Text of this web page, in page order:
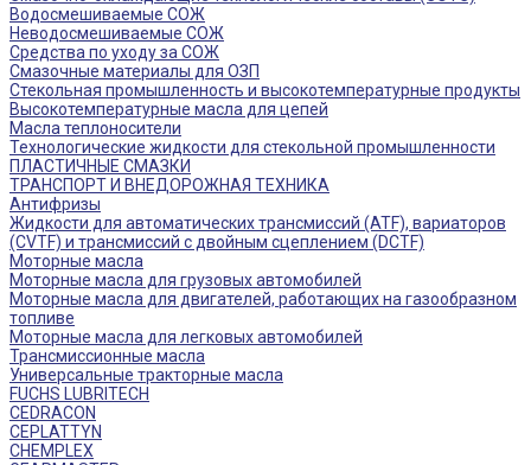
Водосмешиваемые СОЖ
Неводосмешиваемые СОЖ
Средства по уходу за СОЖ
Смазочные материалы для ОЗП
Стекольная промышленность и высокотемпературные продукты
Высокотемпературные масла для цепей
Масла теплоносители
Технологические жидкости для стекольной промышленности
ПЛАСТИЧНЫЕ СМАЗКИ
ТРАНСПОРТ И ВНЕДОРОЖНАЯ ТЕХНИКА
Антифризы
Жидкости для автоматических трансмиссий (ATF), вариаторов
(CVTF) и трансмиссий с двойным сцеплением (DCTF)
Моторные масла
Моторные масла для грузовых автомобилей
Моторные масла для двигателей, работающих на газообразном
топливе
Моторные масла для легковых автомобилей
Трансмиссионные масла
Универсальные тракторные масла
FUCHS LUBRITECH
CEDRACON
CEPLATTYN
CHEMPLEX